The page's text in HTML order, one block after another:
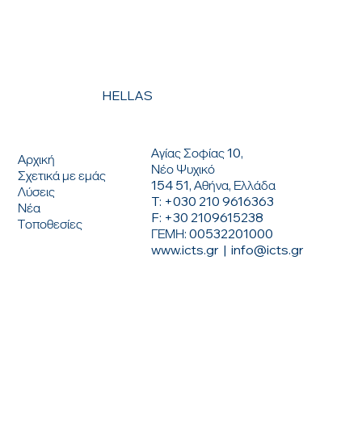
Αγίας Σοφίας 10,
Νέο Ψυχικό
154 51, Αθήνα, Ελλάδα
T: +030 210 9616363
F: +30 2109615238
ΓΕΜΗ: 00532201000
www.icts.gr | info@icts.gr
Αρχική
Σχετικά με εμάς
Λύσεις
Νέα
Τοποθεσίες
HELLAS